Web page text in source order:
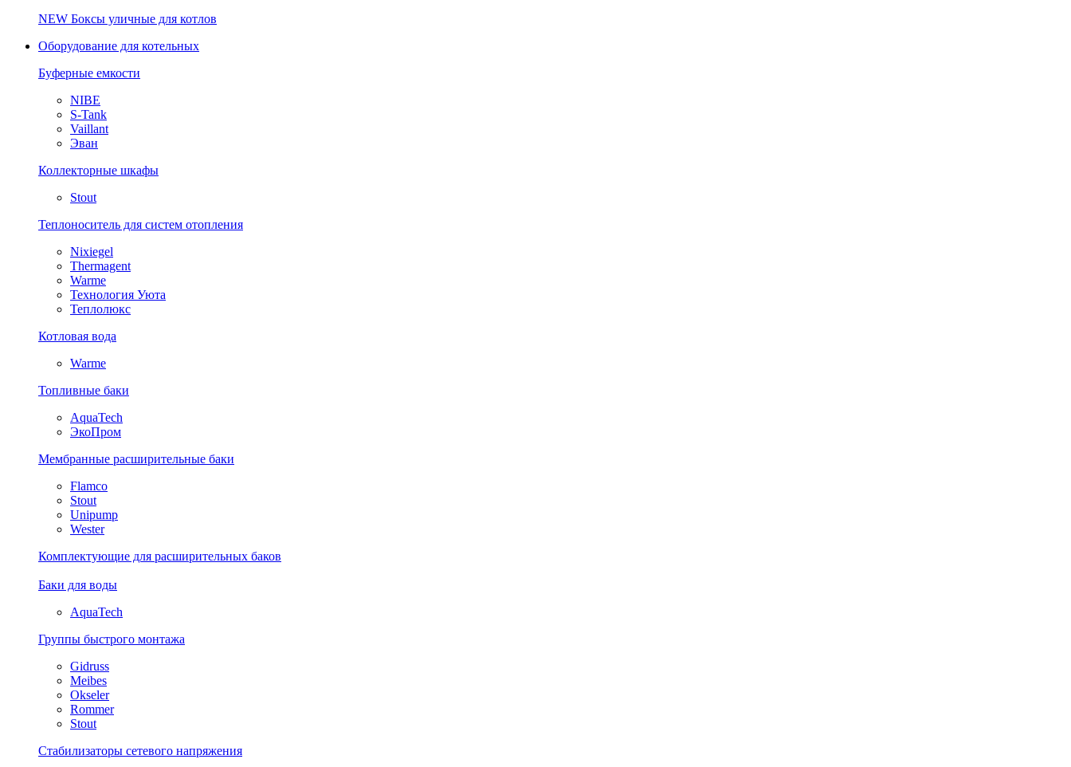
NEW Боксы уличные для котлов
Оборудование для котельных
Буферные емкости
NIBE
S-Tank
Vaillant
Эван
Коллекторные шкафы
Stout
Теплоноситель для систем отопления
Nixiegel
Thermagent
Warme
Технология Уюта
Теплолюкс
Котловая вода
Warme
Топливные баки
AquaTech
ЭкоПром
Мембранные расширительные баки
Flamco
Stout
Unipump
Wester
Комплектующие для расширительных баков
Баки для воды
AquaTech
Группы быстрого монтажа
Gidruss
Meibes
Okseler
Rommer
Stout
Стабилизаторы сетевого напряжения